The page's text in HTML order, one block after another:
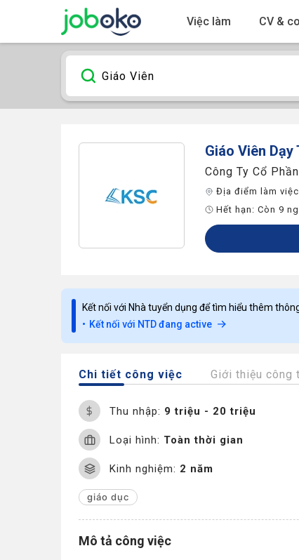
Việc làm CV &
Giáo Viên Dạy
Công Ty Cổ
Địa điểm làm
Hết hạn: Còn 9
Kết nối với Nhà tuyển dụng để tìm hiểu thêm
Kết nối với NTD đang active
Chi tiết công việc Giới thiệu công
Thu nhập: 9 triệu - 20 triệu
Loại hình: Toàn thời gian
Kinh nghiệm: 2 năm
giáo dục
Mô tả công việc